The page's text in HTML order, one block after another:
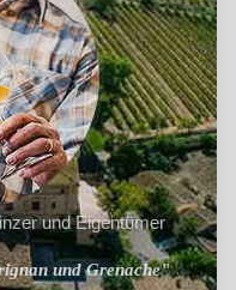
und Eigentümer
und Grenache"